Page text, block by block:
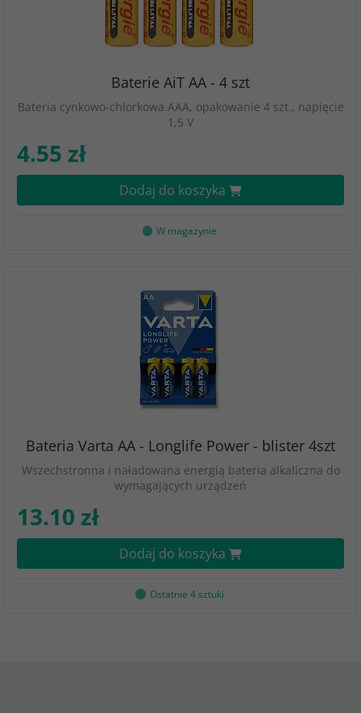
Baterie AiT AA - 4 szt
Bateria cynkowo-chlorkowa AAA, opakowanie 4 szt., napięcie
1,5 V
4.55 zł
Dodaj do koszyka
W magazynie
Bateria Varta AA - Longlife Power - blister 4szt
Wszechstronna i naładowana energią bateria alkaliczna do
wymagających urządzeń
13.10 zł
Dodaj do koszyka
Ostatnie 4 sztuki